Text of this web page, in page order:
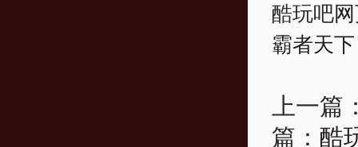
酷玩吧
霸者天下
上一篇
篇： 酷